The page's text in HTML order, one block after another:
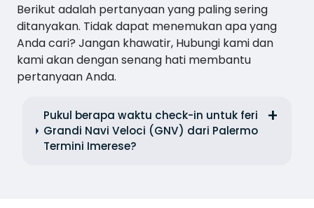
Berikut adalah pertanyaan yang paling sering
ditanyakan. Tidak dapat menemukan apa yang
Anda cari? Jangan khawatir, Hubungi kami dan
kami akan dengan senang hati membantu
pertanyaan Anda.
Pukul berapa waktu check-in untuk feri
Grandi Navi Veloci (GNV) dari Palermo
Termini Imerese?